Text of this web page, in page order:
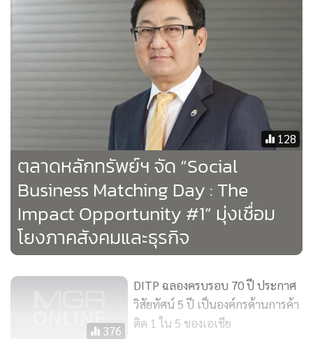
ในเดือนมีนาคมนี้ จะได้พบกับผู้แทนการค้าจาก 2 แพลตฟอร์ม
ออนไลน์ชั้นนำได้แก่ Amazon.com และ PChome Thai สำหรับ
กิจกรรมครั้งที่ 1 “DITP x Amazon Cross Border e-
Commerce ขายออนไลน์สู่ตลาดสหรัฐอเมริกา” เป็นการร่วมมือ
กันระหว่างกรมส่งเสริมการค้าระหว่างประเทศ กับ แพลตฟอร์ม
Amazon.com ในการผลักดันสินค้า BCG และสินค้าไทยที่มี
ศักยภาพสู่ตลาดสหรัฐอเมริกา โดยมีทีมการตลาดจาก Amazon
บนเว็บไซต์ Amazon แบบครบถ้วนทุกประเด็น โดยเฉพาะ
สำหรับสินค้าในกลุ่ม Home, Fashion, Health & Beauty และ
Grocery ในวันที่ 17 มีนาคม 2565 เวลา 10.00 - 12.15 น. สนใจ
128
ตลาดหลักทรัพย์ฯ จัด “Social
Business Matching Day : The
Impact Opportunity #1” มุ่งเชื่อม
โยงภาคสังคมและธุรกิจ
376
DITP ฉลองครบรอบ 70 ปี ประกาศ
วิสัยทัศน์ 5 ปี เป็นองค์กรด้านการค้า
ติด 1 ใน 5 ของเอเชีย